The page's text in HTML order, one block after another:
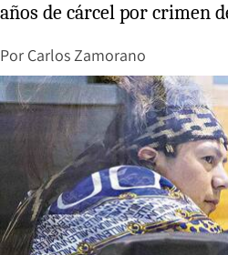
años de cárcel por crimen
Por Carlos Zamorano